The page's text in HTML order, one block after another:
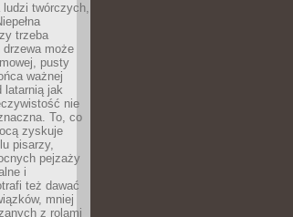
ludzi twórczych,
trzeba
może
pusty
ważnej
latarnią jak
nie
To, co
zyskuje
pisarzy,
pejzaży
i
też dawać
mniej
z rolami